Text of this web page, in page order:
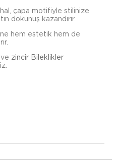
çapa motifiyle stilinize
dokunuş kazandırır.
hem estetik hem de
ve zincir Bileklikler